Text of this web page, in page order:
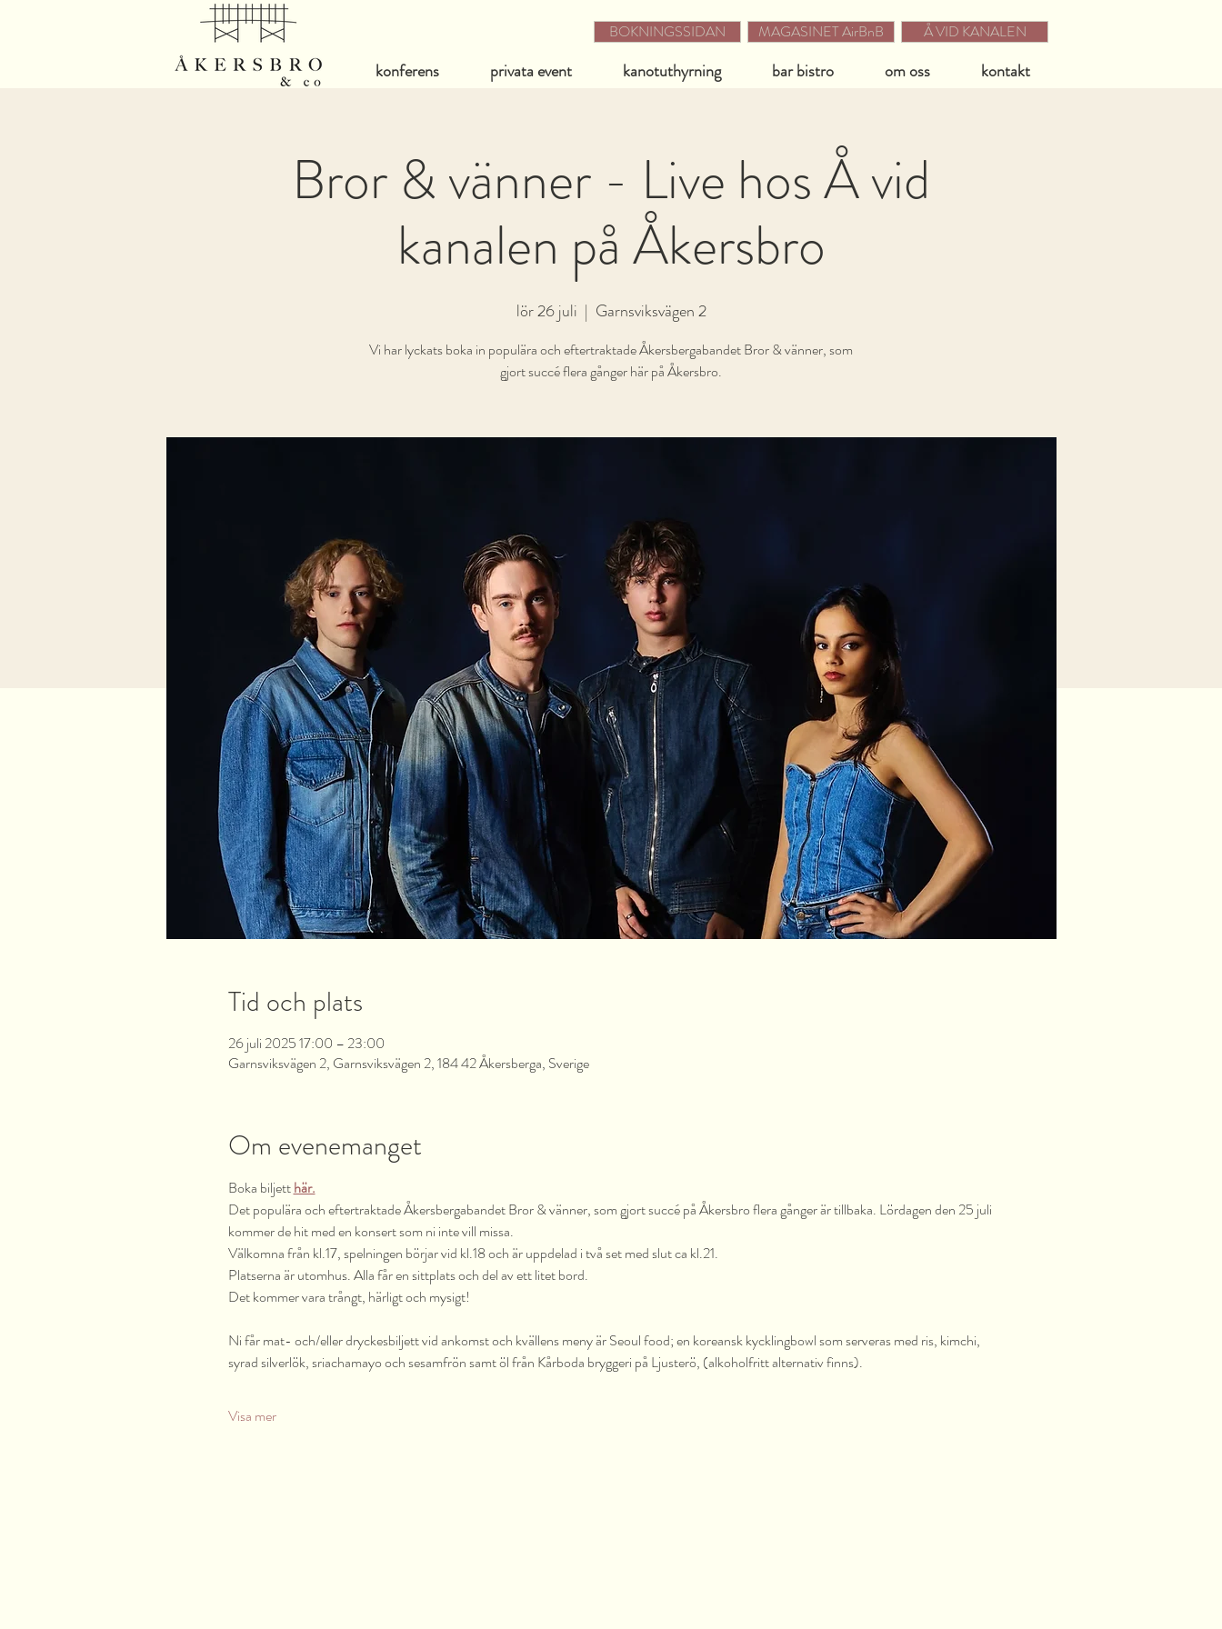
Å VID KANALEN
BOKNINGSSIDAN MAGASINET AirBnB
konferens privata event kanotuthyrning bar bistro om oss kontakt
Bror & vänner - Live hos Å vid
kanalen på Åkersbro
lör 26 juli
  |
Garnsviksvägen 2
Vi har lyckats boka in populära och eftertraktade Åkersbergabandet Bror & vänner, som
gjort succé flera gånger här på Åkersbro.
Tid och plats
26 juli 2025 17:00 – 23:00
Garnsviksvägen 2, Garnsviksvägen 2, 184 42 Åkersberga, Sverige
Om evenemanget
Boka biljett här.
Det populära och eftertraktade Åkersbergabandet Bror & vänner, som gjort succé på Åkersbro flera gånger är tillbaka. Lördagen den 25 juli
kommer de hit med en konsert som ni inte vill missa.
Välkomna från kl.17, spelningen börjar vid kl.18 och är uppdelad i två set med slut ca kl.21.
Platserna är utomhus. Alla får en sittplats och del av ett litet bord.
Det kommer vara trångt, härligt och mysigt!
Ni får mat- och/eller dryckesbiljett vid ankomst och kvällens meny är Seoul food; en koreansk kycklingbowl som serveras med ris, kimchi,
syrad silverlök, sriachamayo och sesamfrön samt öl från Kårboda bryggeri på Ljusterö, (alkoholfritt alternativ finns).
Visa mer